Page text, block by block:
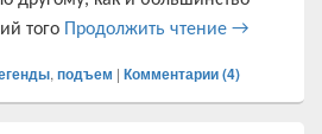
того Продолжить чтение Великая
→
, подъем | Комментарии (4)